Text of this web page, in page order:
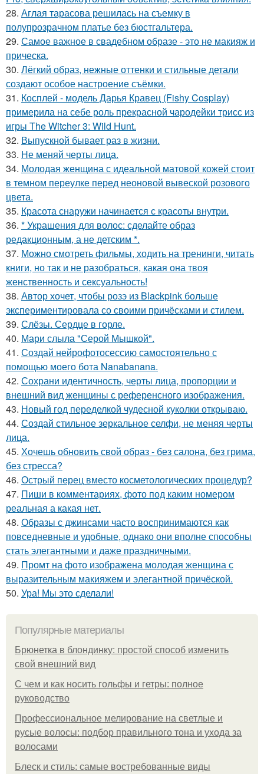
28. Аглая тарасова решилась на съемку в
полупрозрачном платье без бюстгальтера.
29. Самое важное в свадебном образе - это не макияж и
прическа.
30. Лёгкий образ, нежные оттенки и стильные детали
создают особое настроение съёмки.
31. Косплей - модель Дарья Кравец (Fishy Cosplay)
примерила на себе роль прекрасной чародейки трисс из
игры The Witcher 3: Wild Hunt.
32. Выпускной бывает раз в жизни.
33. Не меняй черты лица.
34. Молодая женщина с идеальной матовой кожей стоит
в темном переулке перед неоновой вывеской розового
цвета.
35. Красота снаружи начинается с красоты внутри.
36. * Украшения для волос: сделайте образ
редакционным, а не детским *.
37. Можно смотреть фильмы, ходить на тренинги, читать
книги, но так и не разобраться, какая она твоя
женственность и сексуальность!
38. Автор хочет, чтобы розэ из Blackpink больше
экспериментировала со своими причёсками и стилем.
39. Слёзы. Сердце в горле.
40. Мари слыла "Серой Мышкой".
41. Создай нейрофотосессию самостоятельно с
помощью моего бота Nanabanana.
42. Сохрани идентичность, черты лица, пропорции и
внешний вид женщины с референсного изображения.
43. Новый год переделкой чудесной куколки открываю.
44. Создай стильное зеркальное селфи, не меняя черты
лица.
45. Хочешь обновить свой образ - без салона, без грима,
без стресса?
46. Острый перец вместо косметологических процедур?
47. Пиши в комментариях, фото под каким номером
реальная а какая нет.
48. Образы с джинсами часто воспринимаются как
повседневные и удобные, однако они вполне способны
стать элегантными и даже праздничными.
49. Промт на фото изображена молодая женщина с
выразительным макияжем и элегантной причёской.
50. Ура! Мы это сделали!
Популярные материалы
Брюнетка в блондинку: простой способ изменить
свой внешний вид
С чем и как носить гольфы и гетры: полное
руководство
Профессиональное мелирование на светлые и
русые волосы: подбор правильного тона и ухода за
волосами
Блеск и стиль: самые востребованные виды